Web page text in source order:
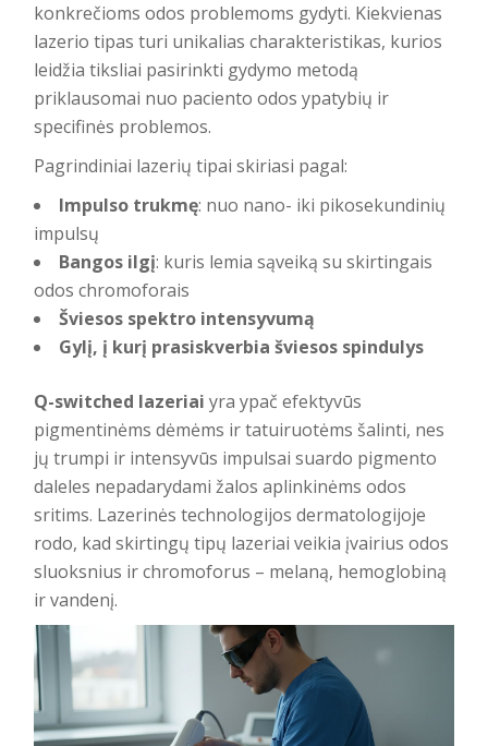
konkrečioms odos problemoms gydyti. Kiekvienas
lazerio tipas turi unikalias charakteristikas, kurios
leidžia tiksliai pasirinkti gydymo metodą
priklausomai nuo paciento odos ypatybių ir
specifinės problemos.
Pagrindiniai lazerių tipai skiriasi pagal:
Impulso trukmę: nuo nano- iki pikosekundinių
impulsų
Bangos ilgį: kuris lemia sąveiką su skirtingais
odos chromoforais
Šviesos spektro intensyvumą
Gylį, į kurį prasiskverbia šviesos spindulys
Q-switched lazeriai yra ypač efektyvūs
pigmentinėms dėmėms ir tatuiruotėms šalinti, nes
jų trumpi ir intensyvūs impulsai suardo pigmento
daleles nepadarydami žalos aplinkinėms odos
sritims. Lazerinės technologijos dermatologijoje
rodo, kad skirtingų tipų lazeriai veikia įvairius odos
sluoksnius ir chromoforus – melaną, hemoglobiną
ir vandenį.